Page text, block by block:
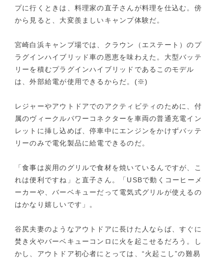
プに行くときは、料理家の直子さんが料理を仕込む。傍
から見ると、大変羨ましいキャンプ体験だ。
宮崎白浜キャンプ場では、クラウン（エステート）のプ
ラグインハイブリッド車の恩恵を味わえた。大型バッテ
リーを積むプラグインハイブリッドであるこのモデル
は、外部給電が使用できるからだ。(※)
レジャーやアウトドアでのアクティビティのために、付
属のヴィークルパワーコネクターを車両の普通充電イン
レットに挿し込めば、停車中にエンジンをかけずバッテ
リーのみで電化製品に給電できるのだ。
「食事は炭用のグリルで食材を焼いているんですが、こ
れは便利ですね」と直子さん。「USBで動くコーヒーメ
ーカーや、バーベキューだって電気式グリルが使えるの
はかなり嬉しいです」。
谷尻夫妻のようなアウトドアに長けた人ならば、すぐに
焚き火やバーベキューコンロに火を起こせるだろう。し
かし、アウトドア初心者にとっては、“火起こし”の難易